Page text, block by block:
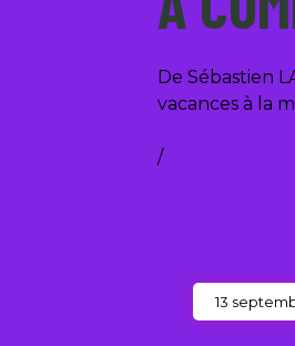
De Sébastien
vacances à la
/
13